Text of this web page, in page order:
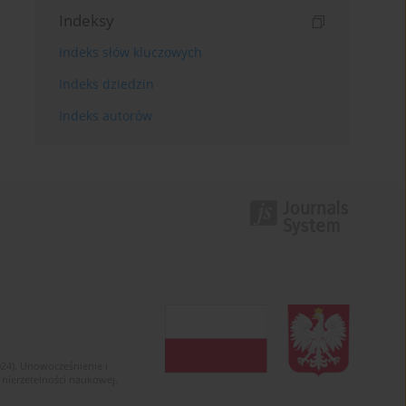
Indeksy
Indeks słów kluczowych
Indeks dziedzin
Indeks autorów